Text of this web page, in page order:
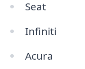
Seat
Infiniti
Acura